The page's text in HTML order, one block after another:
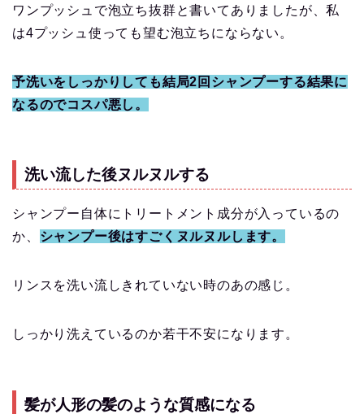
ワンプッシュで泡立ち抜群と書いてありましたが、私
は4プッシュ使っても望む泡立ちにならない。
予洗いをしっかりしても結局2回シャンプーする結果に
なるのでコスパ悪し。
洗い流した後ヌルヌルする
シャンプー自体にトリートメント成分が入っているの
か、 シャンプー後はすごくヌルヌルします。
リンスを洗い流しきれていない時のあの感じ。
しっかり洗えているのか若干不安になります。
髪が人形の髪のような質感になる